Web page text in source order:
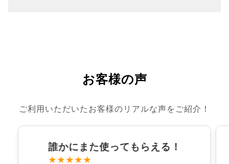
お客様の声
ご利用いただいたお客様のリアルな声をご紹介！
誰かにまた使ってもらえる！
★★★★★